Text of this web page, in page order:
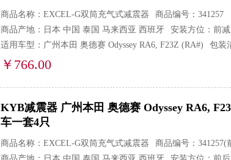
商品名称：EXCEL-G双筒充气式减震器
商品编号：341257
商品产地：日本 中国 泰国 马来西亚 西班牙
安装方位：前减
适用车型：广州本田 奥德赛 Odyssey RA6, F23Z (RA#)
包装
￥766.00
KYB减震器 广州本田 奥德赛 Odyssey RA6,
车一套4只
商品名称：EXCEL-G双筒充气式减震器
商品编号：341257(